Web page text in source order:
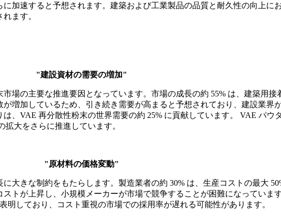
加速すると予想されます。建築および工業製品の品質と耐久性の向上に
ます。
"建設資材の需要の増加"
場の主要な推進要因となっています。市場の成長の約 55% は、建築用
増加しているため、引き続き需要が高まると予想されており、建設業界
、VAE 再分散性粉末の世界需要の約 25% に貢献しています。 VAE パウ
大をさらに推進しています。
"原材料の価格変動"
大きな制約をもたらします。製造業者の約 30% は、生産コストの最大
トが上昇し、小規模メーカーが市場で競争することが困難になっていま
しており、コスト重視の市場での採用率が遅れる可能性があります。